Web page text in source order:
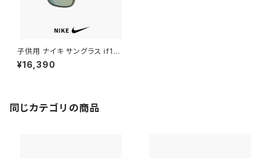
子供用 ナイキ サングラス if105
3 355 RABID 22 JR PLAY LB
NIKE ジュニア キッズ スポーツ
10才 11才 12才 13才 10歳 11歳
12歳 13歳 小学生 高学年 小顔
¥16,390
同じカテゴリの商品